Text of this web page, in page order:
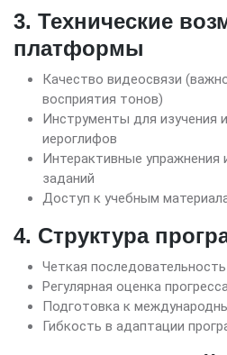
3. Технические
платформы
Качество видеосвязи
восприятия тонов)
Инструменты для изучения
иероглифов
Интерактивные упражнения
заданий
Доступ к учебным
4. Структура
Четкая
Регулярная оценка
Подготовка к
Гибкость в адаптации